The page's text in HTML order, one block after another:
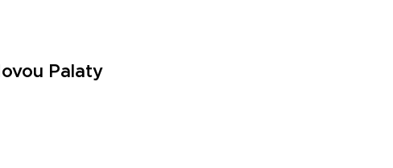
Palaty